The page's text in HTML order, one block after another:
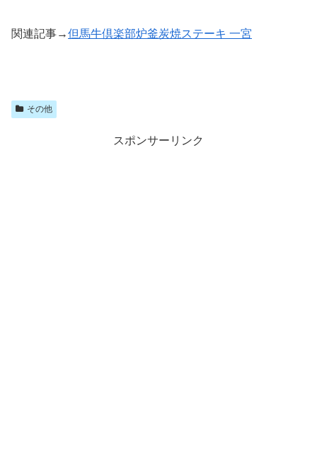
関連記事→但馬牛倶楽部炉釜炭焼ステーキ 一宮
その他
スポンサーリンク